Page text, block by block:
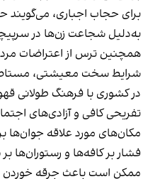
برای حجاب اجباری، می‌گویند
به‌دلیل شجاعت زن‌ها در
همچنین ترس از اعتراضات
شرایط سخت معیشتی،
در کشوری با فرهنگ طولانی
تفریحی کافی و آزادی‌های
مکان‌های مورد علاقه جوان‌ها
فشار بر کافه‌ها و رستوران‌ها
ممکن است باعث جرقه خوردن